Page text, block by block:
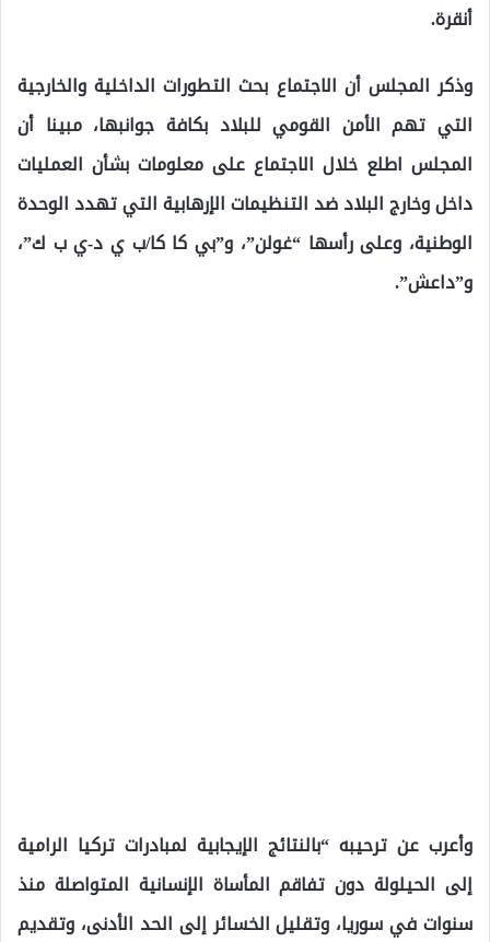
أنقرة.
وذكر المجلس أن الاجتماع بحث التطورات الداخلية والخارجية
التي تهم الأمن القومي للبلاد بكافة جوانبها، مبينا أن
المجلس اطلع خلال الاجتماع على معلومات بشأن العمليات
داخل وخارج البلاد ضد التنظيمات الإرهابية التي تهدد الوحدة
الوطنية، وعلى رأسها “غولن”، و”بي كا كا/ب ي د-ي ب ك”،
و”داعش”.
وأعرب عن ترحيبه “بالنتائج الإيجابية لمبادرات تركيا الرامية
إلى الحيلولة دون تفاقم المأساة الإنسانية المتواصلة منذ
سنوات في سوريا، وتقليل الخسائر إلى الحد الأدنى، وتقديم